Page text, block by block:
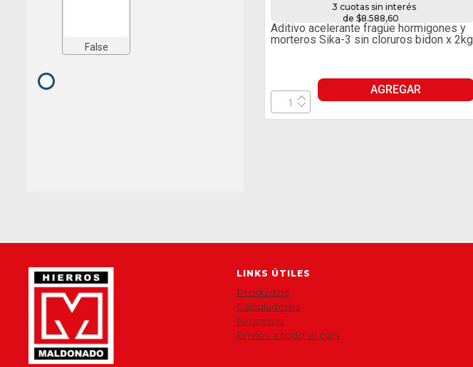
False
3 cuotas sin interés
de $8.588,60
Aditivo acelerante fragüe hormigones y
morteros Sika-3 sin cloruros bidon x 2kg
AGREGAR
LINKS ÚTILES
Productos
Calculadores
Nosotros
Envíos a todo el país